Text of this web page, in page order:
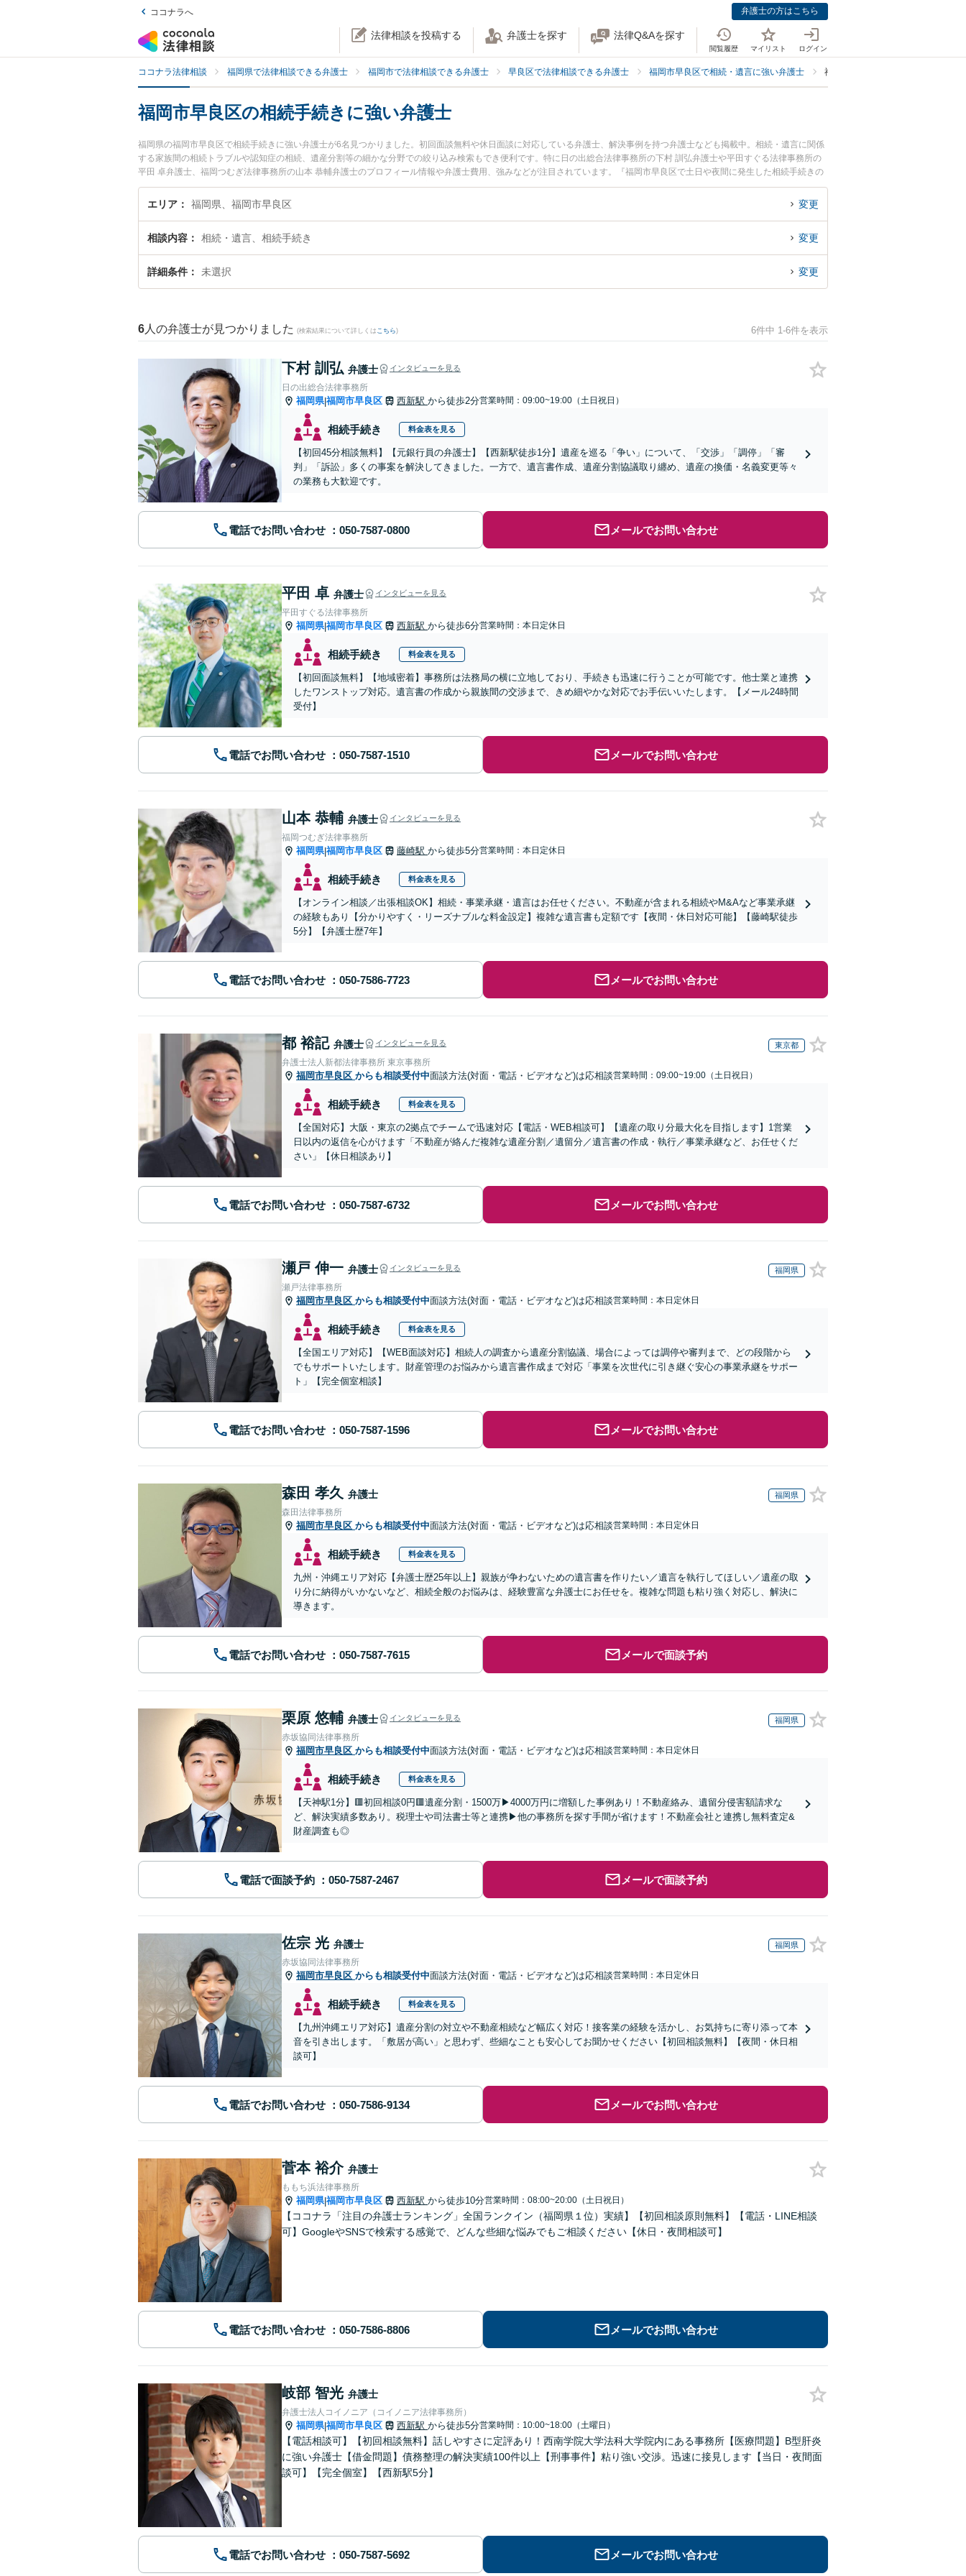
ココナラへ 弁護士の方はこちら
法律相談を投稿する 弁護士を探す 法律Q&Aを探す
閲覧履歴 マイリスト ログイン
ココナラ法律相談 福岡県で法律相談できる弁護士 福岡市で法律相談できる弁護士 早良区で法律相談できる弁護士 福岡市早良区で相続・遺言に強い弁護士 福岡市早良区で相続手続きに強い弁
福岡市早良区の相続手続きに強い弁護士
福岡県の福岡市早良区で相続手続きに強い弁護士が6名見つかりました。初回面談無料や休日面談に対応している弁護士、解決事例を持つ弁護士なども掲載中。相続・遺言に関係
する家族間の相続トラブルや認知症の相続、遺産分割等の細かな分野での絞り込み検索もでき便利です。特に日の出総合法律事務所の下村 訓弘弁護士や平田すぐる法律事務所の
平田 卓弁護士、福岡つむぎ法律事務所の山本 恭輔弁護士のプロフィール情報や弁護士費用、強みなどが注目されています。『福岡市早良区で土日や夜間に発生した相続手続きの
トラブルを今すぐに弁護士に相談したい』『相続手続きのトラブル解決の実績豊富な近くの弁護士を検索したい』『初回相談無料で相続手続きを法律相談できる福岡市早良区内の
弁護士に相談予約したい』などでお困りの相談者さんにおすすめです。
エリア 福岡県、福岡市早良区 変更
相談内容 相続・遺言、相続手続き 変更
詳細条件 未選択 変更
6 人の弁護士が見つかりました (検索結果について詳しくは こちら) 6件中 1-6件を表示
下村 訓弘 弁護士 インタビューを見る
日の出総合法律事務所
福岡県|福岡市早良区 西新駅 から徒歩2分営業時間：09:00~19:00（土日祝日）
相続手続き 料金表を見る
【初回45分相談無料】【元銀行員の弁護士】【西新駅徒歩1分】遺産を巡る「争い」について、「交渉」「調停」「審
判」「訴訟」多くの事案を解決してきました。一方で、遺言書作成、遺産分割協議取り纏め、遺産の換価・名義変更等々
の業務も大歓迎です。
電話でお問い合わせ メールでお問い合わせ
平田 卓 弁護士 インタビューを見る
平田すぐる法律事務所
福岡県|福岡市早良区 西新駅 から徒歩6分営業時間：本日定休日
相続手続き 料金表を見る
【初回面談無料】【地域密着】事務所は法務局の横に立地しており、手続きも迅速に行うことが可能です。他士業と連携
したワンストップ対応。遺言書の作成から親族間の交渉まで、きめ細やかな対応でお手伝いいたします。【メール24時間
受付】
電話でお問い合わせ メールでお問い合わせ
山本 恭輔 弁護士 インタビューを見る
福岡つむぎ法律事務所
福岡県|福岡市早良区 藤崎駅 から徒歩5分営業時間：本日定休日
相続手続き 料金表を見る
【オンライン相談／出張相談OK】相続・事業承継・遺言はお任せください。不動産が含まれる相続やM&Aなど事業承継
の経験もあり【分かりやすく・リーズナブルな料金設定】複雑な遺言書も定額です【夜間・休日対応可能】【藤崎駅徒歩
5分】【弁護士歴7年】
電話でお問い合わせ メールでお問い合わせ
都 裕記 弁護士 インタビューを見る 東京都
弁護士法人新都法律事務所 東京事務所
福岡市早良区 からも相談受付中面談方法(対面・電話・ビデオなど)は応相談営業時間：09:00~19:00（土日祝日）
相続手続き 料金表を見る
【全国対応】大阪・東京の2拠点でチームで迅速対応【電話・WEB相談可】【遺産の取り分最大化を目指します】1営業
日以内の返信を心がけます「不動産が絡んだ複雑な遺産分割／遺留分／遺言書の作成・執行／事業承継など、お任せくだ
さい」【休日相談あり】
電話でお問い合わせ メールでお問い合わせ
瀬戸 伸一 弁護士 インタビューを見る 福岡県
瀬戸法律事務所
福岡市早良区 からも相談受付中面談方法(対面・電話・ビデオなど)は応相談営業時間：本日定休日
相続手続き 料金表を見る
【全国エリア対応】【WEB面談対応】相続人の調査から遺産分割協議、場合によっては調停や審判まで、どの段階から
でもサポートいたします。財産管理のお悩みから遺言書作成まで対応「事業を次世代に引き継ぐ安心の事業承継をサポー
ト」【完全個室相談】
電話でお問い合わせ メールでお問い合わせ
森田 孝久 弁護士 福岡県
森田法律事務所
福岡市早良区 からも相談受付中面談方法(対面・電話・ビデオなど)は応相談営業時間：本日定休日
相続手続き 料金表を見る
九州・沖縄エリア対応【弁護士歴25年以上】親族が争わないための遺言書を作りたい／遺言を執行してほしい／遺産の取
り分に納得がいかないなど、相続全般のお悩みは、経験豊富な弁護士にお任せを。複雑な問題も粘り強く対応し、解決に
導きます。
電話でお問い合わせ メールで面談予約
栗原 悠輔 弁護士 インタビューを見る 福岡県
赤坂協同法律事務所
福岡市早良区 からも相談受付中面談方法(対面・電話・ビデオなど)は応相談営業時間：本日定休日
相続手続き 料金表を見る
【天神駅1分】🟥初回相談0円🟥遺産分割・1500万▶4000万円に増額した事例あり！不動産絡み、遺留分侵害額請求な
ど、解決実績多数あり。税理士や司法書士等と連携▶他の事務所を探す手間が省けます！不動産会社と連携し無料査定&
財産調査も◎
電話で面談予約 メールで面談予約
佐宗 光 弁護士 福岡県
赤坂協同法律事務所
福岡市早良区 からも相談受付中面談方法(対面・電話・ビデオなど)は応相談営業時間：本日定休日
相続手続き 料金表を見る
【九州沖縄エリア対応】遺産分割の対立や不動産相続など幅広く対応！接客業の経験を活かし、お気持ちに寄り添って本
音を引き出します。「敷居が高い」と思わず、些細なことも安心してお聞かせください【初回相談無料】【夜間・休日相
談可】
電話でお問い合わせ メールでお問い合わせ
菅本 裕介 弁護士
ももち浜法律事務所
福岡県|福岡市早良区 西新駅 から徒歩10分営業時間：08:00~20:00（土日祝日）
【ココナラ「注目の弁護士ランキング」全国ランクイン（福岡県１位）実績】【初回相談原則無料】【電話・LINE相談
可】GoogleやSNSで検索する感覚で、どんな些細な悩みでもご相談ください【休日・夜間相談可】
電話でお問い合わせ メールでお問い合わせ
岐部 智光 弁護士
弁護士法人コイノニア（コイノニア法律事務所）
福岡県|福岡市早良区 西新駅 から徒歩5分営業時間：10:00~18:00（土曜日）
【電話相談可】【初回相談無料】話しやすさに定評あり！西南学院大学法科大学院内にある事務所【医療問題】B型肝炎
に強い弁護士【借金問題】債務整理の解決実績100件以上【刑事事件】粘り強い交渉。迅速に接見します【当日・夜間面
談可】【完全個室】【西新駅5分】
電話でお問い合わせ メールでお問い合わせ